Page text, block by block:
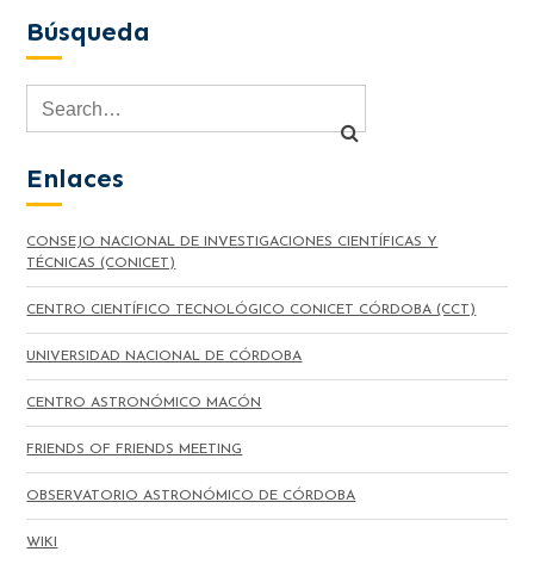
Búsqueda
Enlaces
CONSEJO NACIONAL DE INVESTIGACIONES CIENTÍFICAS Y
TÉCNICAS (CONICET)
CENTRO CIENTÍFICO TECNOLÓGICO CONICET CÓRDOBA (CCT)
UNIVERSIDAD NACIONAL DE CÓRDOBA
CENTRO ASTRONÓMICO MACÓN
FRIENDS OF FRIENDS MEETING
OBSERVATORIO ASTRONÓMICO DE CÓRDOBA
WIKI